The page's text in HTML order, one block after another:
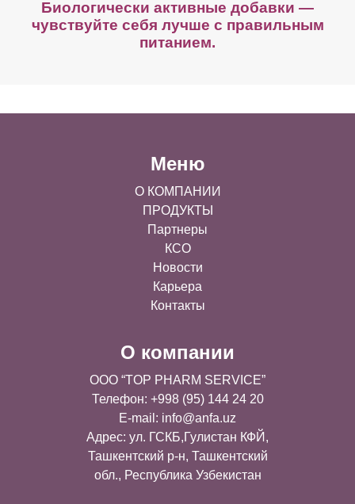
Биологически активные добавки —
чувствуйте себя лучше с правильным
питанием.
Меню
О КОМПАНИИ
ПРОДУКТЫ
Партнеры
КСО
Новости
Карьера
Контакты
О компании
OOO “TOP PHARM SERVICE”
Телефон: +998 (95) 144 24 20
E-mail: info@anfa.uz
Адрес: ул. ГСКБ,Гулистан КФЙ,
Ташкентский р-н, Ташкентский
обл., Республика Узбекистан